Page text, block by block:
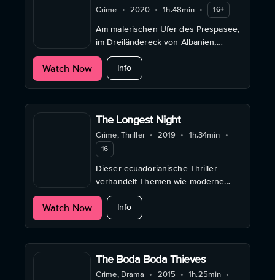
Crime • 2020 • 1h.48min • 16+
Am malerischen Ufer des Prespasee,
im Dreiländereck von Albanien,
Nordmazedonien und Griechenland,
kämpfen Drogenschmuggler um die
Vorherrschaft.
Watch Now Infoabout My Lake
The Longest Night
Crime, Thriller • 2019 • 1h.34min •
16
Dieser ecuadorianische Thriller
verhandelt Themen wie moderne
Sklaverei, Menschenhandel und die
Opioid-Krise mit einem einzigartigen
visuellen Stil.
Watch Now Infoabout The Longest Night
The Boda Boda Thieves
Crime, Drama • 2015 • 1h.25min •